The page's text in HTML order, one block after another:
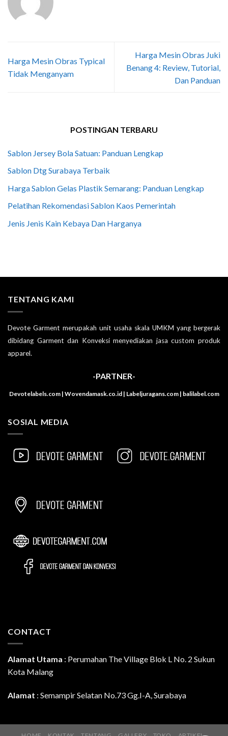
Harga Mesin Obras Typical
Tidak Menganyam
Harga Mesin Obras Juki
Benang 4: Review, Tutorial,
Dan Panduan
POSTINGAN TERBARU
Sablon Jersey Bola Satuan: Panduan Lengkap
Sablon Dtg Surabaya Terbaik
Harga Sablon Gelas Plastik Semarang: Panduan Lengkap
Pelatihan Rekomendasi Sablon Kaos Pemerintah
Jenis Jenis Kain Kebaya Dan Harganya
TENTANG KAMI
Devote Garment merupakah unit usaha skala UMKM yang bergerak
dibidang Garment dan Konveksi menyediakan jasa custom produk
apparel.
-PARTNER-
Devotelabels.com | Wovendamask.co.id | Labeljuragans.com | balilabel.com
SOSIAL MEDIA
CONTACT
Alamat Utama : Perumahan The Village Blok L No. 2 Sukun
Kota Malang
Alamat : Semampir Selatan No.73 Gg.I-A, Surabaya